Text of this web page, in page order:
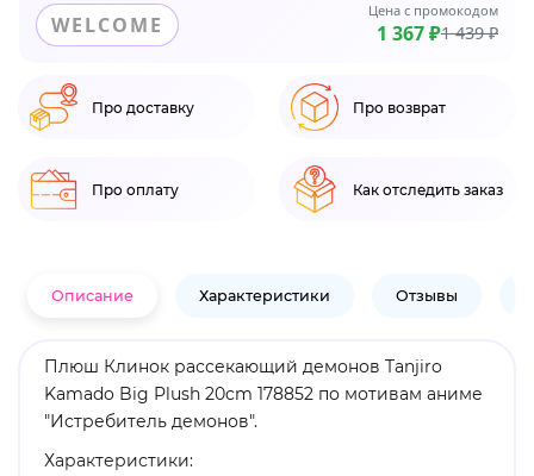
WELCOME
Цена с промокодом
1 367 ₽1 439 ₽
Про доставку Про возврат
Про оплату Как отследить заказ
Описание Характеристики Отзывы
Плюш Клинок рассекающий демонов Tanjiro
Kamado Big Plush 20cm 178852 по мотивам аниме
"Истребитель демонов".
Характеристики: